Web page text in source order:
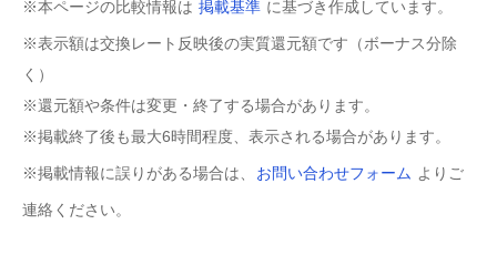
※本ページの比較情報は 掲載基準 に基づき作成しています。
※表示額は交換レート反映後の実質還元額です（ボーナス分除
く）
※還元額や条件は変更・終了する場合があります。
※掲載終了後も最大6時間程度、表示される場合があります。
※掲載情報に誤りがある場合は、 お問い合わせフォーム よりご
連絡ください。